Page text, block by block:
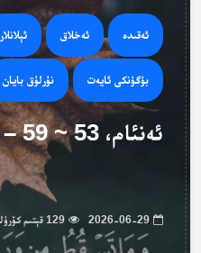
ئەقىدە ئەخلاق ئېلانلار
بۈگۈنكى ئايەت نۇرلۇق بايان
ئەنئام، 53 ~ 59 – ئايەتلەرنىڭ...
2026-06-29 129 قېتىم كۆرۈلدى